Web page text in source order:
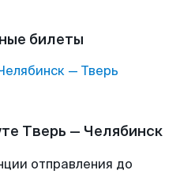
билеты
— Тверь
Тверь — Челябинск
отправления до